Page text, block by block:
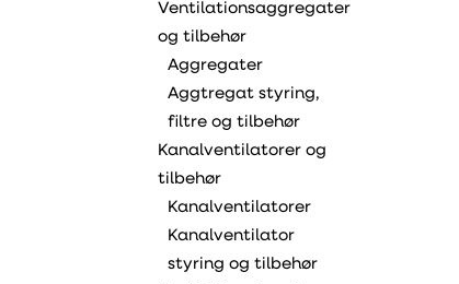
Ventilationsaggregater
og tilbehør
Aggregater
Aggtregat styring,
filtre og tilbehør
Kanalventilatorer og
tilbehør
Kanalventilatorer
Kanalventilator
styring og tilbehør